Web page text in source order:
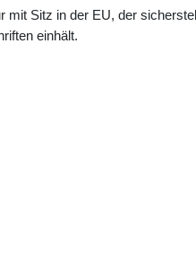
mit Sitz in der EU, der
einhält.